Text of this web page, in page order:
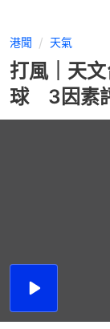
港聞 天氣
打風｜天
球 3因素
播